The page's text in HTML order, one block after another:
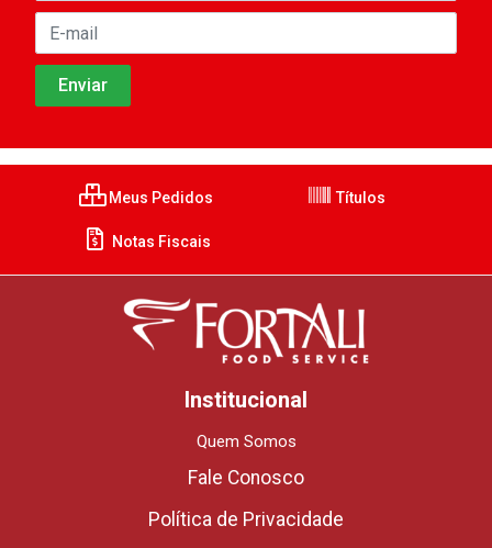
Meus Pedidos Títulos
Notas Fiscais
Institucional
Quem Somos
Fale Conosco
Política de Privacidade